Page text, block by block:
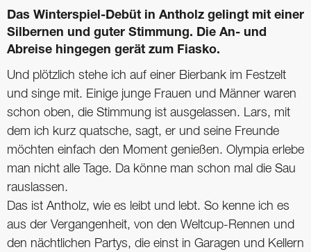
Das Winterspiel-Debüt in Antholz gelingt mit einer
Silbernen und guter Stimmung. Die An- und
Abreise hingegen gerät zum Fiasko.
Und plötzlich stehe ich auf einer Bierbank im Festzelt
und singe mit. Einige junge Frauen und Männer waren
schon oben, die Stimmung ist ausgelassen. Lars, mit
dem ich kurz quatsche, sagt, er und seine Freunde
möchten einfach den Moment genießen. Olympia erlebe
man nicht alle Tage. Da könne man schon mal die Sau
rauslassen.
Das ist Antholz, wie es leibt und lebt. So kenne ich es
aus der Vergangenheit, von den Weltcup-Rennen und
den nächtlichen Partys, die einst in Garagen und Kellern